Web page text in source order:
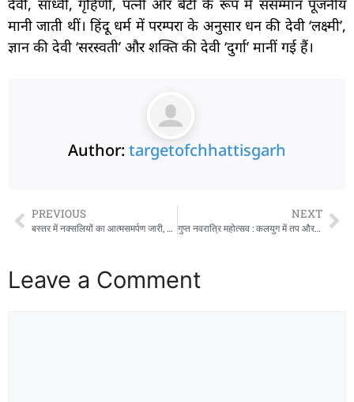
देवी, साध्वी, गृहिणी, पत्नी और बेटी के रूप में ससम्मान पूजनीय
मानी जाती थीं। हिंदू धर्म में परम्परा के अनुसार धन की देवी ‘लक्ष्मी’,
ज्ञान की देवी ‘सरस्वती’ और शक्ति की देवी ‘दुर्गा’ मानीं गई हैं।
Author: targetofchhattisgarh
PREVIOUS
बस्तर में नक्सलियों का आत्मसमर्पण जारी, मुख्यमंत्री साय बोले – शांति का मार्ग ही भविष्य
NEXT
गुप्त नवरात्रि महोत्सव : कलयुग में तप और साधना का अद्भुत प्रभाव
Leave a Comment